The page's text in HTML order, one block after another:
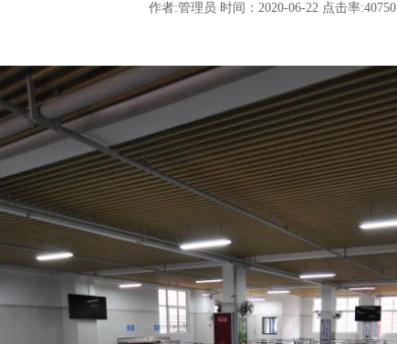
作者:管理员 时间：2020-06-22 点击率:40750